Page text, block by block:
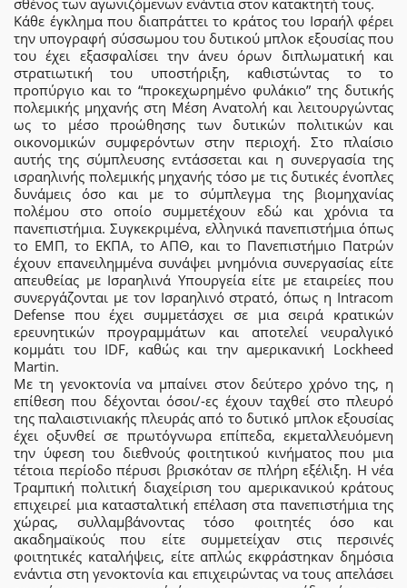
Κάθε έγκλημα που διαπράττει το κράτος του Ισραήλ φέρει
την υπογραφή σύσσωμου του δυτικού μπλοκ εξουσίας που
του έχει εξασφαλίσει την άνευ όρων διπλωματική και
στρατιωτική του υποστήριξη, καθιστώντας το το
προπύργιο και το “προκεχωρημένο φυλάκιο” της δυτικής
πολεμικής μηχανής στη Μέση Ανατολή και λειτουργώντας
ως το μέσο προώθησης των δυτικών πολιτικών και
οικονομικών συμφερόντων στην περιοχή. Στο πλαίσιο
αυτής της σύμπλευσης εντάσσεται και η συνεργασία της
ισραηλινής πολεμικής μηχανής τόσο με τις δυτικές ένοπλες
δυνάμεις όσο και με το σύμπλεγμα της βιομηχανίας
πολέμου στο οποίο συμμετέχουν εδώ και χρόνια τα
πανεπιστήμια. Συγκεκριμένα, ελληνικά πανεπιστήμια όπως
το ΕΜΠ, το ΕΚΠΑ, το ΑΠΘ, και το Πανεπιστήμιο Πατρών
έχουν επανειλημμένα συνάψει μνημόνια συνεργασίας είτε
απευθείας με Ισραηλινά Υπουργεία είτε με εταιρείες που
συνεργάζονται με τον Ισραηλινό στρατό, όπως η Intracom
Defense που έχει συμμετάσχει σε μια σειρά κρατικών
ερευνητικών προγραμμάτων και αποτελεί νευραλγικό
κομμάτι του IDF, καθώς και την αμερικανική Lockheed
Martin.
Με τη γενοκτονία να μπαίνει στον δεύτερο χρόνο της, η
επίθεση που δέχονται όσοι/-ες έχουν ταχθεί στο πλευρό
της παλαιστινιακής πλευράς από το δυτικό μπλοκ εξουσίας
έχει οξυνθεί σε πρωτόγνωρα επίπεδα, εκμεταλλευόμενη
την ύφεση του διεθνούς φοιτητικού κινήματος που μια
τέτοια περίοδο πέρυσι βρισκόταν σε πλήρη εξέλιξη. Η νέα
Τραμπική πολιτική διαχείριση του αμερικανικού κράτους
επιχειρεί μια κατασταλτική επέλαση στα πανεπιστήμια της
χώρας, συλλαμβάνοντας τόσο φοιτητές όσο και
ακαδημαϊκούς που είτε συμμετείχαν στις περσινές
φοιτητικές καταλήψεις, είτε απλώς εκφράστηκαν δημόσια
ενάντια στη γενοκτονία και επιχειρώντας να τους απελάσει